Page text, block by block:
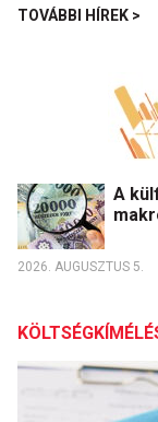
TOVÁBBI HÍREK >
A
2026. AUGUSZTUS 5.